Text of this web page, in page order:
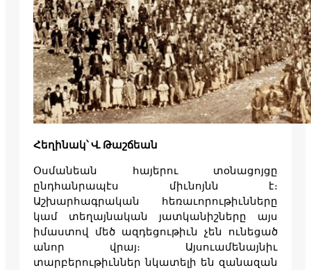
Հեղինակ՝ Վ. Թաշճեան
Օսմանեան հայերու տօնացոյցը
ընդհանրապէս միւնոյնն է։
Աշխարհագրական հեռաւորութիւնները
կամ տեղայնական յատկանիշները այս
իմաստով մեծ ազդեցութիւն չեն ունեցած
անոր վրայ։ Այսուամենայնիւ
տարբերութիւններ նկատելի են զանազան